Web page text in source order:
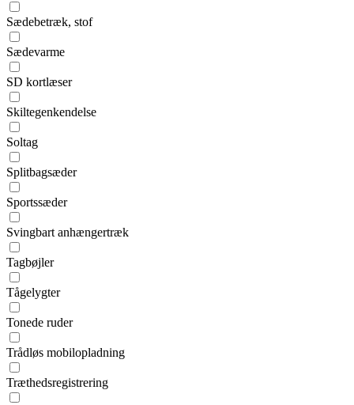
Sædebetræk, stof
Sædevarme
SD kortlæser
Skiltegenkendelse
Soltag
Splitbagsæder
Sportssæder
Svingbart anhængertræk
Tagbøjler
Tågelygter
Tonede ruder
Trådløs mobilopladning
Træthedsregistrering